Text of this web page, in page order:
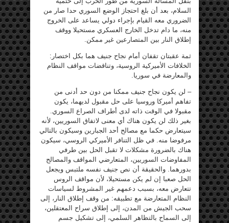
السلام، بعد أن بلغ احتجاز الوضع السوري حدا صار من
الضروري معه القيام بإجراء دولي يساعد على الخروج
منه، ما دام تدخل الخارج العسكري مستحيلا ووقف
إطلاق النار بين المتصارعين غير ممكن.
ثمة عقبتان تقفان أمام نجاح جنيف هما بكل اختصار:
الخلافات الأميركية الروسية، وتناقضات مواقف النظام
والمعارضة في سوريا.
– لن يكون نجاح جنيف ممكنا من دون حد أدنى من
تفاهم أميركا وروسيا على حل مقبول لديهما، يكون
مقبولا في الوقت ذاته لدى أطراف الصراع السوري.
بغير ذلك لن يكون هناك أي معنى لاتفاق السوريين، لأنه
سيتعارض حكما مع مصالح أحد الجبارين وسيكون بالتالي
مرفوضا منه. في ظل التنافر الأميركي الروسي، سيكون
هناك بالضرورة مشكلات لا تقبل الحل بين طرفي
المفاوضات السوريين، المتعارضي المواقف والمصالح
بدورهما. والحقيقة أن نص جنيف نفسه ملتبس ويجعل
الحل صعبا إن لم يكن مستحيلا، لأن مواقف الروس
تتعارض معه، بسبب دعمهم غير المشروط لسياسات
النظام المتعارضة مع تطبيقه: من وقف إطلاق النار، إلى
سحب الجيش من المدن، إلى إطلاق سراح المعتقلين،
إلى السماح بالتظاهر السلمي، إلى تشكيل جسم